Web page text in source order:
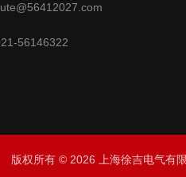
56146322
版权所有 © 2026 上海徐吉电气